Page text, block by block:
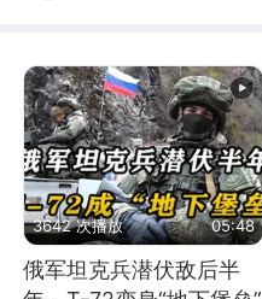
3642 次播放 05:48
俄军坦克兵潜伏敌后半